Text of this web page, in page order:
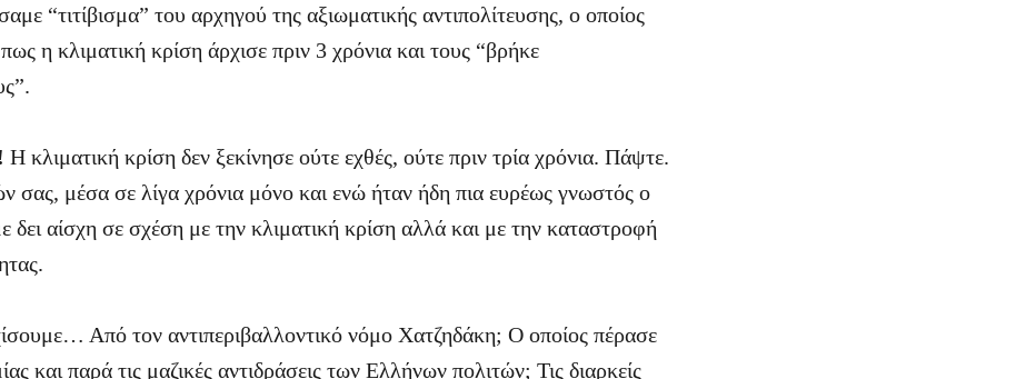
“τιτίβισμα” του αρχηγού της αξιωματικής αντιπολίτευσης, ο οποίος
η κλιματική κρίση άρχισε πριν 3 χρόνια και τους “βρήκε
Η κλιματική κρίση δεν ξεκίνησε ούτε εχθές, ούτε πριν τρία χρόνια. Πάψτε.
σας, μέσα σε λίγα χρόνια μόνο και ενώ ήταν ήδη πια ευρέως γνωστός ο
δει αίσχη σε σχέση με την κλιματική κρίση αλλά και με την καταστροφή
Από τον αντιπεριβαλλοντικό νόμο Χατζηδάκη; Ο οποίος πέρασε
και παρά τις μαζικές αντιδράσεις των Ελλήνων πολιτών; Τις διαρκείς